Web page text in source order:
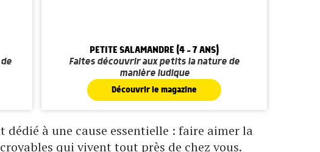
PETITE SALAMANDRE (4 - 7 ANS)
Faites découvrir aux petits la nature de
manière ludique
Découvrir le magazine
à une cause essentielle : faire aimer la
qui vivent tout près de chez vous.